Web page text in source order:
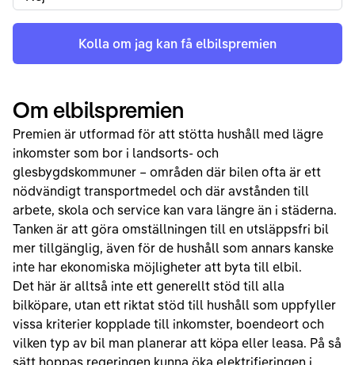
Kolla om jag kan få elbilspremien
Om elbilspremien
Premien är utformad för att stötta hushåll med lägre
inkomster som bor i landsorts- och
glesbygdskommuner – områden där bilen ofta är ett
nödvändigt transportmedel och där avstånden till
arbete, skola och service kan vara längre än i städerna.
Tanken är att göra omställningen till en utsläppsfri bil
mer tillgänglig, även för de hushåll som annars kanske
inte har ekonomiska möjligheter att byta till elbil.
Det här är alltså inte ett generellt stöd till alla
bilköpare, utan ett riktat stöd till hushåll som uppfyller
vissa kriterier kopplade till inkomster, boendeort och
vilken typ av bil man planerar att köpa eller leasa. På så
sätt hoppas regeringen kunna öka elektrifieringen i